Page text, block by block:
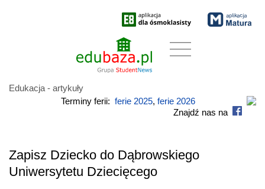
Edukacja - artykuły
Terminy ferii: ferie 2025, ferie 2026
Znajdź nas na
Zapisz Dziecko do Dąbrowskiego
Uniwersytetu Dziecięcego